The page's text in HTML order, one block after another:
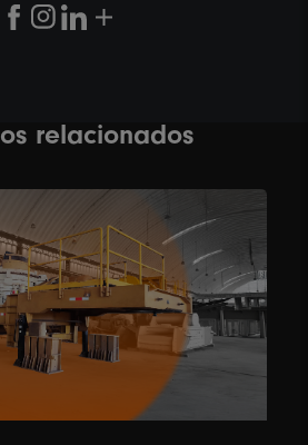
relacionados